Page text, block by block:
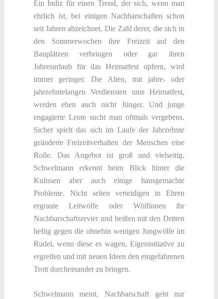
Ein Indiz für einen Trend, der sich, wenn man
ehrlich ist, bei einigen Nachbarschaften schon
seit Jahren abzeichnet. Die Zahl derer, die sich in
den Sommerwochen ihre Freizeit auf den
Bauplätzen verbringen oder gar ihren
Jahresurlaub für das Heimatfest opfern, wird
immer geringer. Die Alten, mit jahre- oder
jahrzehntelangen Verdiensten ums Heimatfest,
werden eben auch nicht Jünger. Und junge
engagierte Leute sucht man oftmals vergebens.
Sicher spielt das sich im Laufe der Jahrzehnte
geänderte Freizeitverhalten der Menschen eine
Rolle. Das Angebot ist groß und vielseitig.
Schwelmann erkennt beim Blick hinter die
Kulissen aber auch einige hausgemachte
Probleme. Nicht selten verteidigen in Ehren
ergraute Leitwölfe oder Wölfinnen ihr
Nachbarschaftsrevier und beißen mit den Dritten
heftig gegen die ohnehin wenigen Jungwölfe im
Rudel, wenn diese es wagen, Eigeninitiative zu
ergreifen und mit neuen Ideen den eingefahrenen
Trott durcheinander zu bringen.
Schwelmann meint, Nachbarschaft geht nur